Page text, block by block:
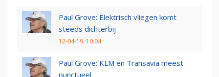
Paul Grove: Elektrisch vliegen komt
steeds dichterbij
12-04-19, 10:04
Paul Grove: KLM en Transavia meest
punctueel